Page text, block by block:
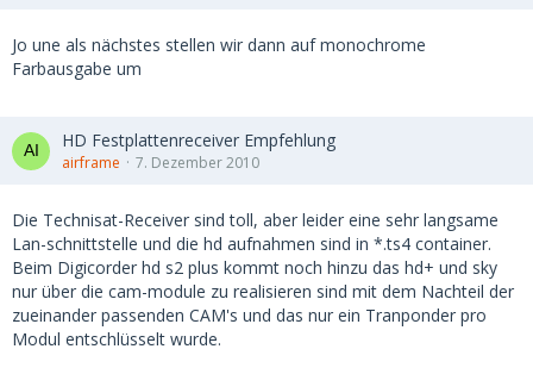
Jo une als nächstes stellen wir dann auf monochrome
Farbausgabe um
HD Festplattenreceiver Empfehlung
airframe 7. Dezember 2010
Die Technisat-Receiver sind toll, aber leider eine sehr langsame
Lan-schnittstelle und die hd aufnahmen sind in *.ts4 container.
Beim Digicorder hd s2 plus kommt noch hinzu das hd+ und sky
nur über die cam-module zu realisieren sind mit dem Nachteil der
zueinander passenden CAM's und das nur ein Tranponder pro
Modul entschlüsselt wurde.